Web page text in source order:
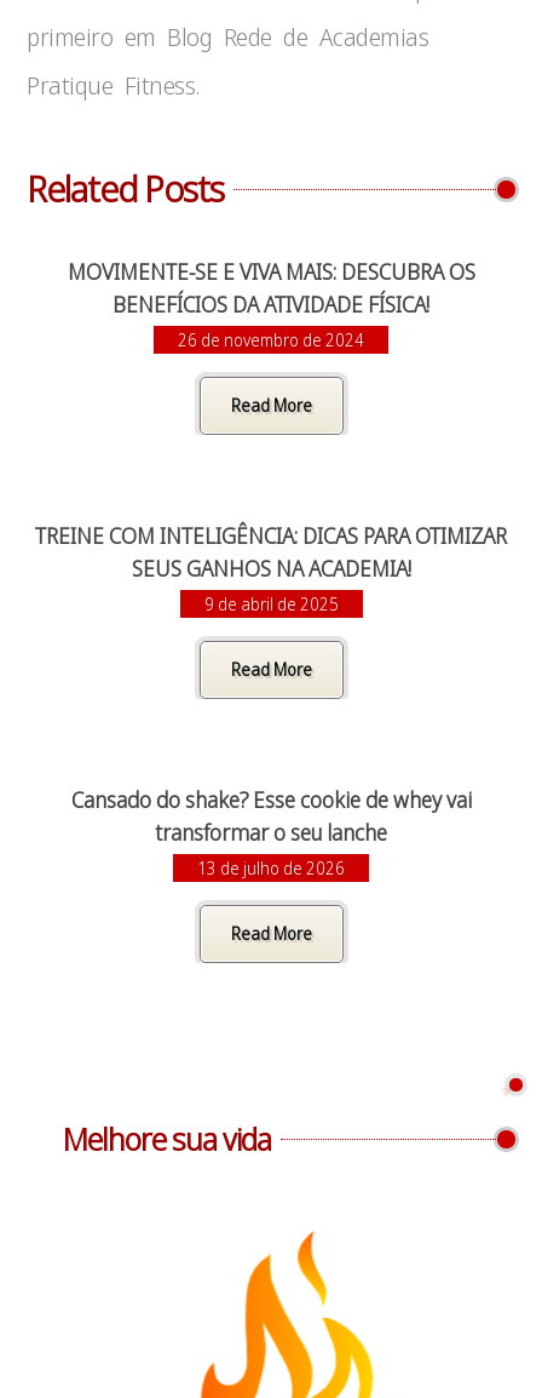
primeiro em Blog Rede de Academias
Pratique Fitness.
Related Posts
MOVIMENTE-SE E VIVA MAIS: DESCUBRA OS
BENEFÍCIOS DA ATIVIDADE FÍSICA!
26 de novembro de 2024
Read More
TREINE COM INTELIGÊNCIA: DICAS PARA OTIMIZAR
SEUS GANHOS NA ACADEMIA!
9 de abril de 2025
Read More
Cansado do shake? Esse cookie de whey vai
transformar o seu lanche
13 de julho de 2026
Read More
Melhore sua vida